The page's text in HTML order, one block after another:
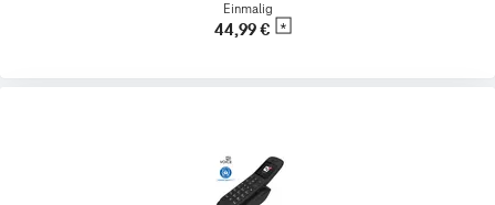
Einmalig
44,99 €